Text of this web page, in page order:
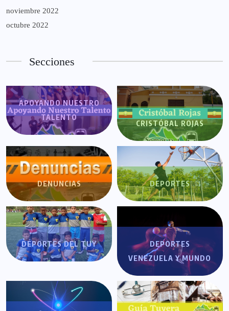
noviembre 2022
octubre 2022
Secciones
APOYANDO NUESTRO
TALENTO
CRISTÓBAL ROJAS
DENUNCIAS DEPORTES
DEPORTES DEL TUY
DEPORTES
VENEZUELA Y MUNDO